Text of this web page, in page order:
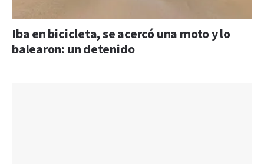
Iba en bicicleta, se acercó una moto y lo
balearon: un detenido